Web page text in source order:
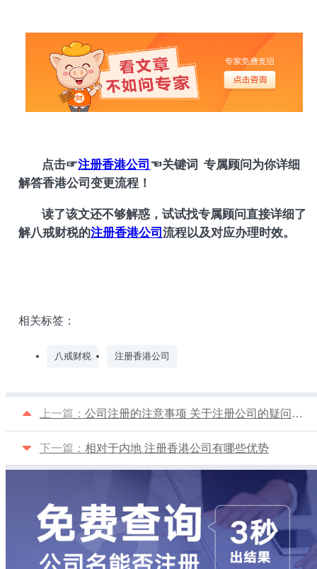
点击☞注册香港公司 ☜关键词 专属顾问为你详细
解答香港公司变更流程！
读了该文还不够解惑，试试找专属顾问直接详细了
解八戒财税的注册香港公司 流程以及对应办理时效。
相关标签：
八戒财税 注册香港公司
上一篇： 公司注册的注意事项 关于注册公司的疑问解答
下一篇： 相对于内地 注册香港公司有哪些优势